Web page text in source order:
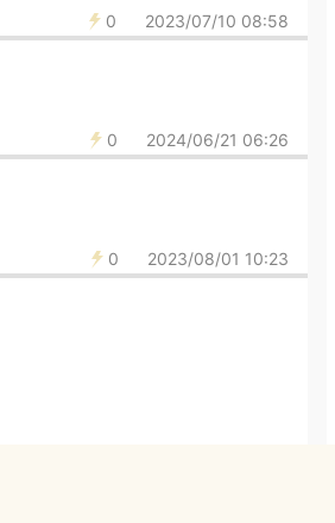
0 2023/07/10 08:58
0 2024/06/21 06:26
0 2023/08/01 10:23